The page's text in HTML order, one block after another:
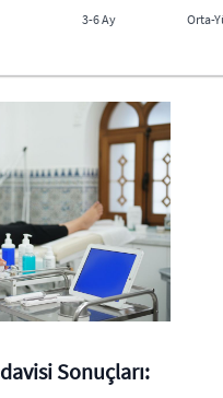
3-6 Ay Orta-
Sonuçları: